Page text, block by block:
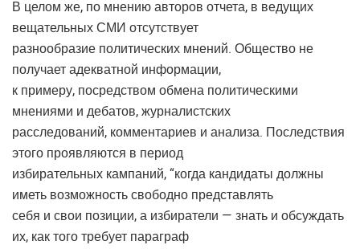
В целом же, по мнению авторов отчета, в ведущих
вещательных СМИ отсутствует
разнообразие политических мнений. Общество не
получает адекватной информации,
к примеру, посредством обмена политическими
мнениями и дебатов, журналистских
расследований, комментариев и анализа. Последствия
этого проявляются в период
избирательных кампаний, “когда кандидаты должны
иметь возможность свободно представлять
себя и свои позиции, а избиратели — знать и обсуждать
их, как того требует параграф